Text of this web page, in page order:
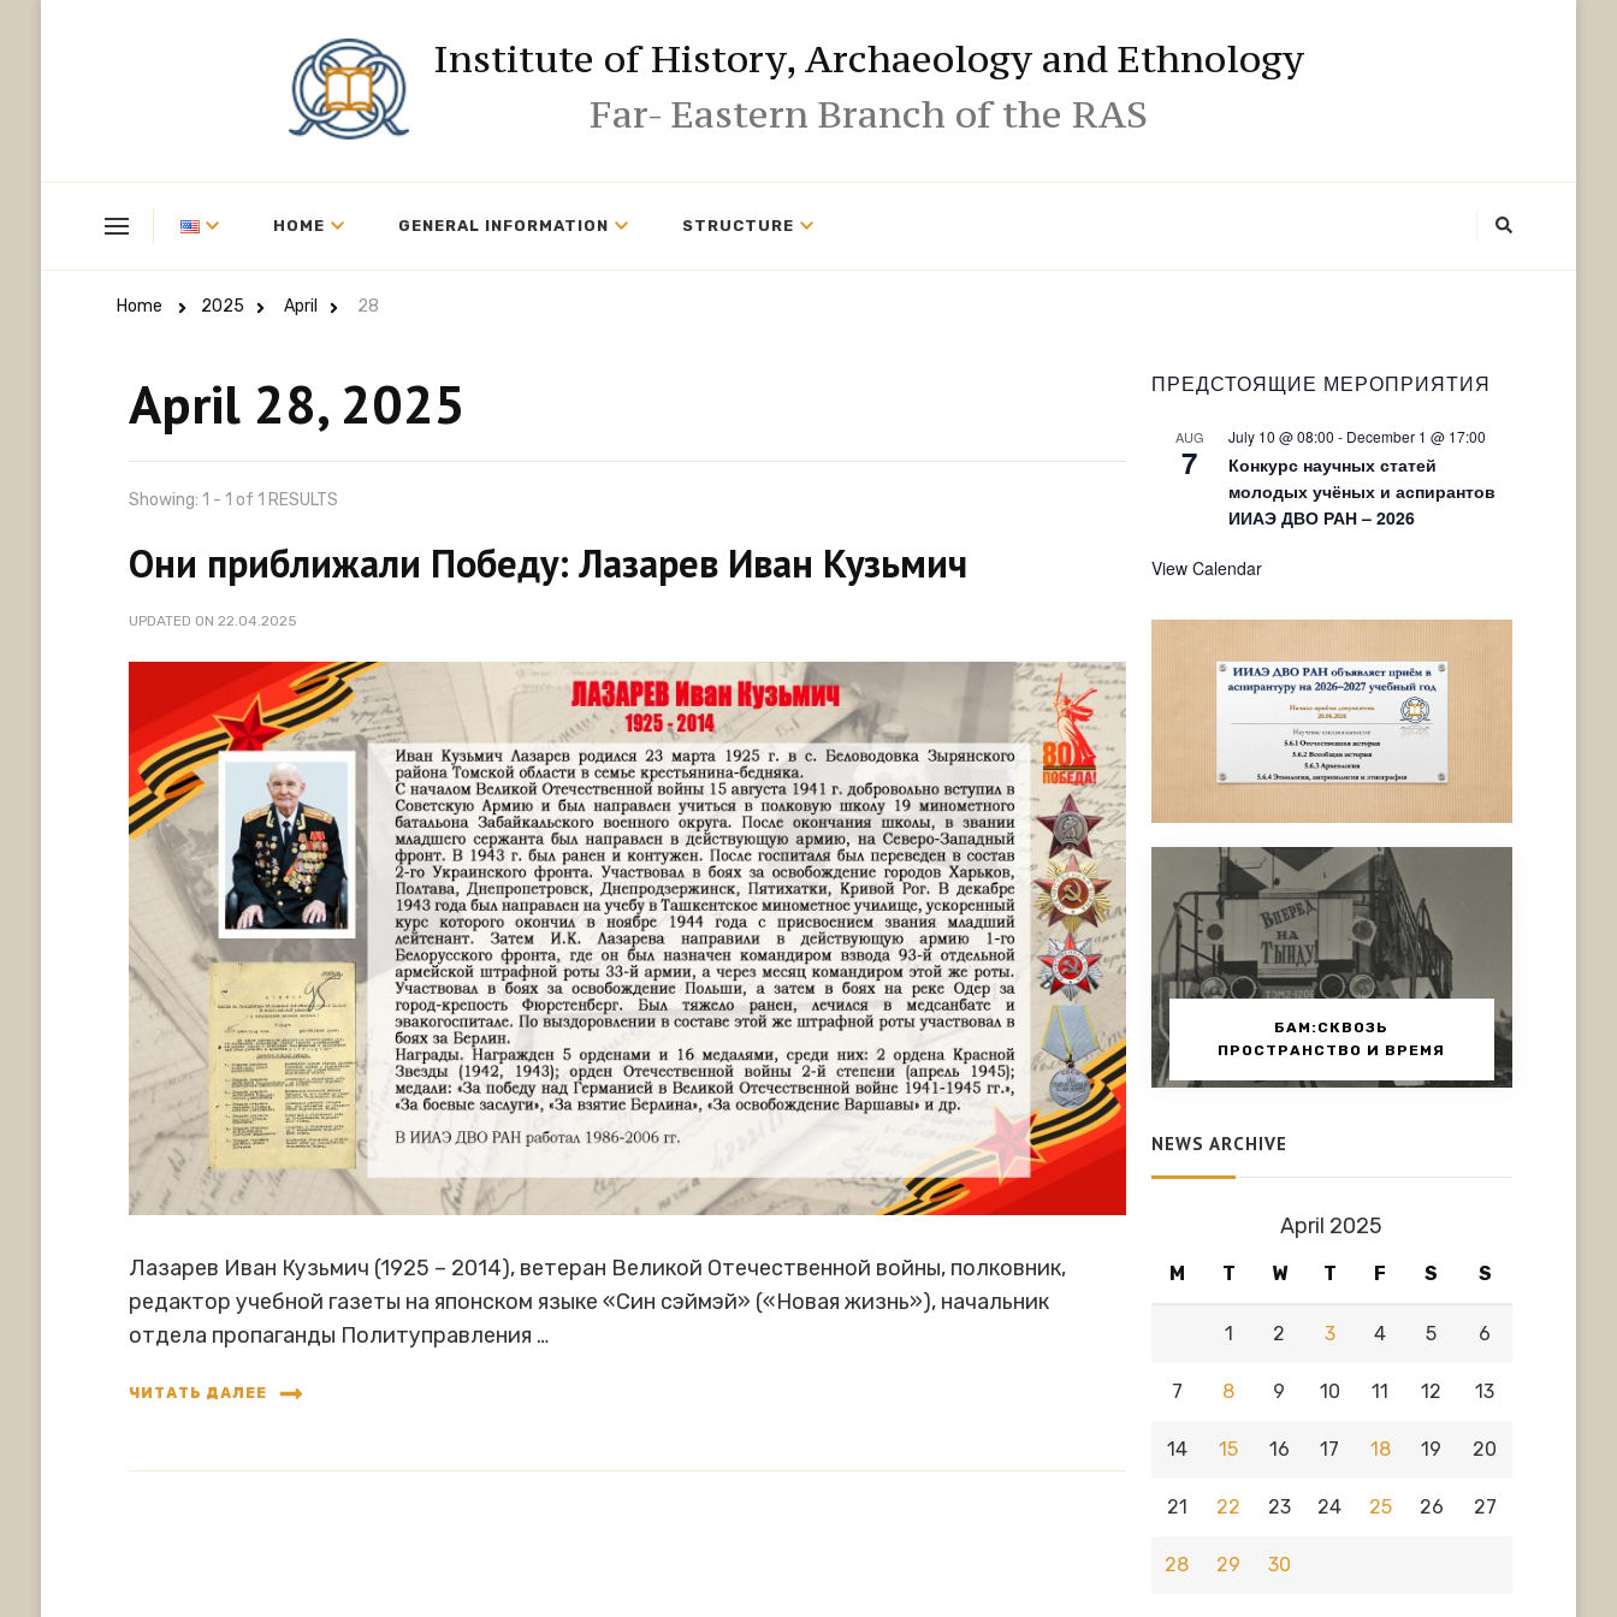
Institute of History, Archaeology and Ethnology
Far- Eastern Branch of the RAS
HOME GENERAL INFORMATION STRUCTURE
Home 2025 April 28
April 28, 2025
Showing: 1 - 1 of 1 RESULTS
Они приближали Победу: Лазарев Иван Кузьмич
UPDATED ON22.04.2025
Лазарев Иван Кузьмич (1925 – 2014), ветеран Великой Отечественной войны, полковник,
редактор учебной газеты на японском языке «Син сэймэй» («Новая жизнь»), начальник
отдела пропаганды Политуправления …
ЧИТАТЬ ДАЛЕЕ
ПРЕДСТОЯЩИЕ МЕРОПРИЯТИЯ
AUG
7
July 10 @ 08:00 - December 1 @ 17:00
Конкурс научных статей
молодых учёных и аспирантов
ИИАЭ ДВО РАН – 2026
View Calendar
БАМ:СКВОЗЬ
ПРОСТРАНСТВО И ВРЕМЯ
NEWS ARCHIVE
April 2025
M T W T F S S
1 2 3 4 5 6
7 8 9 10 11 12 13
14 15 16 17 18 19 20
21 22 23 24 25 26 27
28 29 30